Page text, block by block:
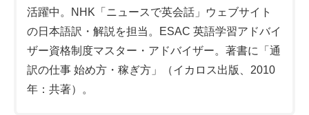
活躍中。NHK「ニュースで英会話」ウェブサイト
の日本語訳・解説を担当。ESAC 英語学習アドバイ
ザー資格制度マスター・アドバイザー。著書に「通
訳の仕事 始め方・稼ぎ方」（イカロス出版、2010
年：共著）。